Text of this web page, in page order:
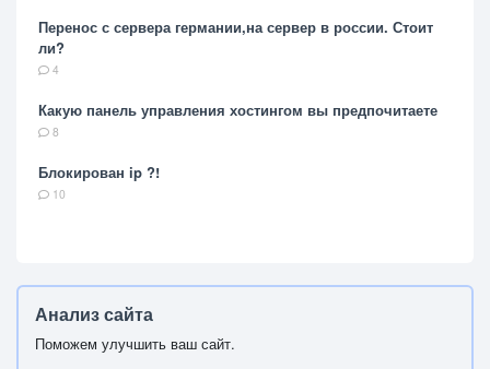
Перенос с сервера германии,на сервер в россии. Стоит
ли?
4
Какую панель управления хостингом вы предпочитаете
8
Блокирован ip ?!
10
Анализ сайта
Поможем улучшить ваш сайт.